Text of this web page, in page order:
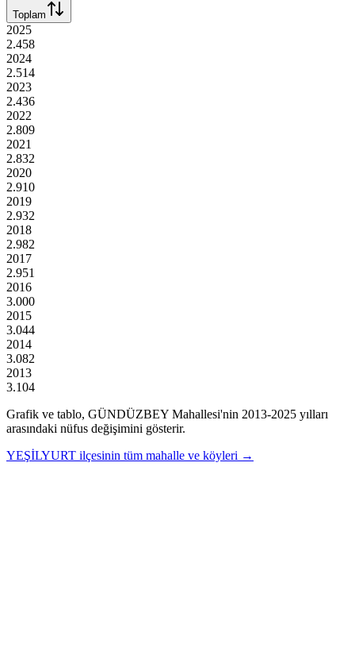
Toplam
2025
2.458
2024
2.514
2023
2.436
2022
2.809
2021
2.832
2020
2.910
2019
2.932
2018
2.982
2017
2.951
2016
3.000
2015
3.044
2014
3.082
2013
3.104
Grafik ve tablo, GÜNDÜZBEY Mahallesi'nin 2013-2025 yılları
arasındaki nüfus değişimini gösterir.
YEŞİLYURT ilçesinin tüm mahalle ve köyleri →